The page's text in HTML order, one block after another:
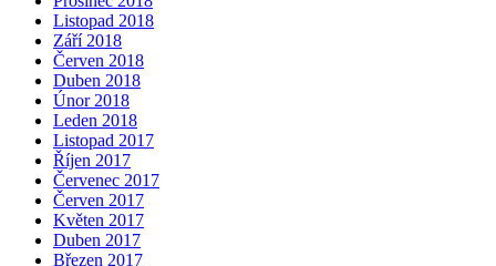
Listopad 2018
Září 2018
Červen 2018
Duben 2018
Únor 2018
Leden 2018
Listopad 2017
Říjen 2017
Červenec 2017
Červen 2017
Květen 2017
Duben 2017
Březen 2017